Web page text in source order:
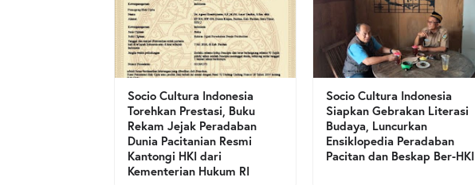
Socio Cultura Indonesia
Torehkan Prestasi, Buku
Rekam Jejak Peradaban
Dunia Pacitanian Resmi
Kantongi HKI dari
Kementerian Hukum RI
Socio Cultura Indonesia
Siapkan Gebrakan Literasi
Budaya, Luncurkan
Ensiklopedia Peradaban
Pacitan dan Beskap Ber-HKI